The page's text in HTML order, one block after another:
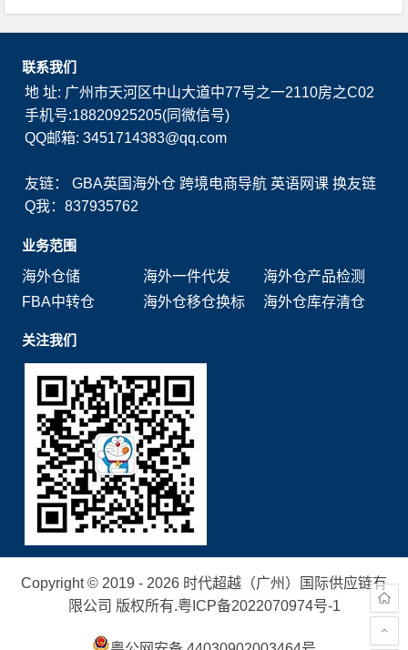
联系我们
地 址: 广州市天河区中山大道中77号之一2110房之C02
手机号:18820925205(同微信号)
QQ邮箱: 3451714383@qq.com
友链：GBA英国海外仓 跨境电商导航 英语网课 换友链
Q我：837935762
业务范围
海外仓储
海外一件代发
海外仓产品检测
FBA中转仓
海外仓移仓换标 海外仓库存清仓
关注我们
Copyright © 2019 - 2026 时代超越（广州）国际供应链有
限公司 版权所有.粤ICP备2022070974号-1